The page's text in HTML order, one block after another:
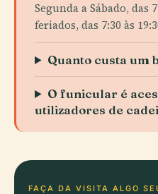
Segunda a Sábado, das
feriados, das 7:30 às
Quanto custa um
O funicular é
utilizadores de
FAÇA DA VISITA ALGO